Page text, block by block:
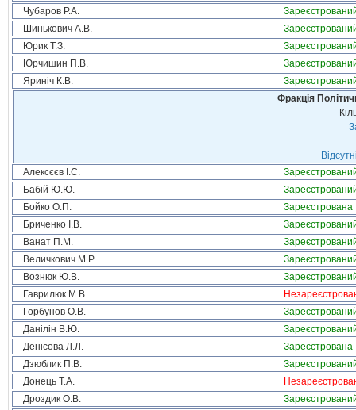
Чубаров Р.А.
Шинькович А.В.
Юрик Т.З.
Юрчишин П.В.
Яриніч К.В.
Фракція
Алексєєв І.С.
Бабій Ю.Ю.
Бойко О.П.
Зареєстрована
Бриченко І.В.
Ванат П.М.
Величкович М.Р.
Вознюк Ю.В.
Гаврилюк М.В.
Горбунов О.В.
Данілін В.Ю.
Денісова Л.Л.
Зареєстрована
Дзюблик П.В.
Донець Т.А.
Дроздик О.В.